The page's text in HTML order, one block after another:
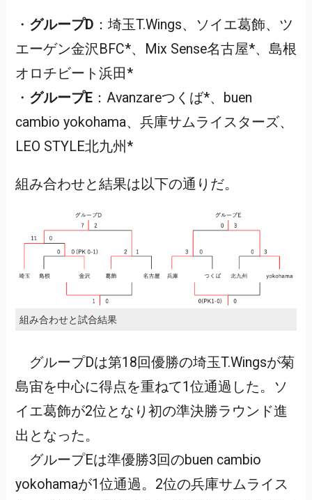
・ グループD ：埼玉T.Wings、ソイエ葛飾、ツ
エーゲン金沢BFC*、Mix Sense名古屋*、島根
オロチビート浜田*
・ グループE：Avanzareつくば*、buen
cambio yokohama、兵庫サムライスターズ、
LEO STYLE北九州*
組み合わせと結果は以下の通りだ。
組み合わせと試合結果
グループDは第18回優勝の埼玉T.Wingsが菊
島宙を中心に得点を重ねて1位通過した。ソ
イエ葛飾が2位となり初の準決勝ラウンド進
出となった。
グループEは準優勝3回のbuen cambio
yokohamaが1位通過。2位の兵庫サムライス